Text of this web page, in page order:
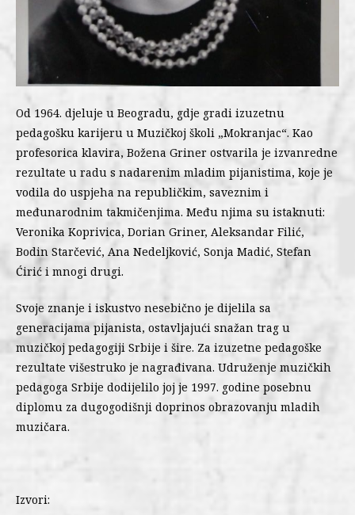
Od 1964. djeluje u Beogradu, gdje gradi izuzetnu
pedagošku karijeru u Muzičkoj školi „Mokranjac“. Kao
profesorica klavira, Božena Griner ostvarila je izvanredne
rezultate u radu s nadarenim mladim pijanistima, koje je
vodila do uspjeha na republičkim, saveznim i
međunarodnim takmičenjima. Među njima su istaknuti:
Veronika Koprivica, Dorian Griner, Aleksandar Filić,
Bodin Starčević, Ana Nedeljković, Sonja Madić, Stefan
Ćirić i mnogi drugi.
Svoje znanje i iskustvo nesebično je dijelila sa
generacijama pijanista, ostavljajući snažan trag u
muzičkoj pedagogiji Srbije i šire. Za izuzetne pedagoške
rezultate višestruko je nagrađivana. Udruženje muzičkih
pedagoga Srbije dodijelilo joj je 1997. godine posebnu
diplomu za dugogodišnji doprinos obrazovanju mladih
muzičara.
Izvori: